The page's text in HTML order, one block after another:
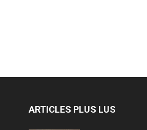
ARTICLES PLUS LUS